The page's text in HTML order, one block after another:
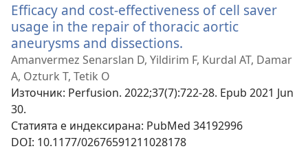
Efficacy and cost-effectiveness of cell saver
usage in the repair of thoracic aortic
aneurysms and dissections.
нов
Amanvermez Senarslan D, Yildirim F, Kurdal AT, Damar
A, Ozturk T, Tetik O
Източник‎: Perfusion. 2022;37(7):722-28. Epub 2021 Jun
30.
Статията е индексирана‎: PubMed 34192996
DOI‎: 10.1177/02676591211028178